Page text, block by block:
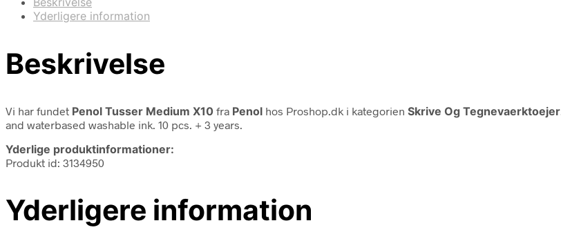
Yderligere information
Beskrivelse
Vi har fundet Penol Tusser Medium X10 fra Penol hos Proshop.dk i kategorien Skrive Og Tegnevaerktoejer
and waterbased washable ink. 10 pcs. + 3 years.
Yderlige produktinformationer:
Produkt id: 3134950
Yderligere information